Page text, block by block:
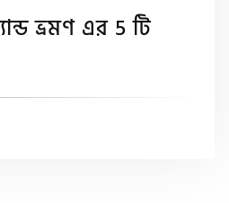
ভ্রমণ এর 5 টি